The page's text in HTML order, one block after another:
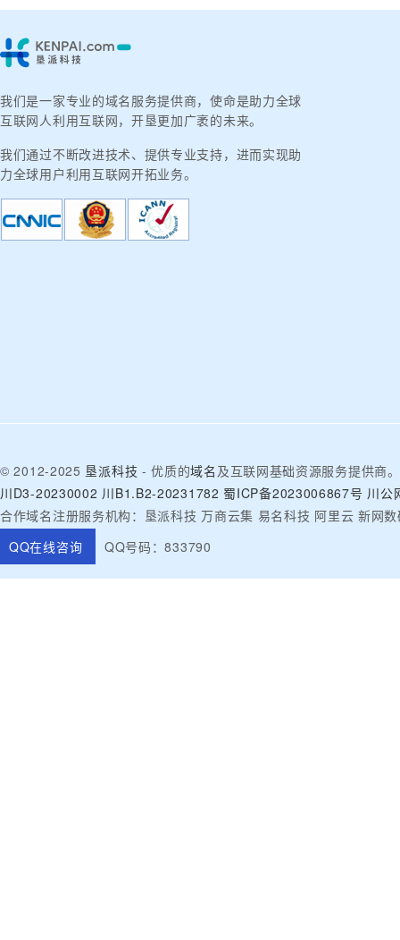
我们是一家专业的域名服务提供商，使命是助力全球
互联网人利用互联网，开垦更加广袤的未来。
我们通过不断改进技术、提供专业支持，进而实现助
力全球用户利用互联网开拓业务。
© 2012-2025 垦派科技 - 优质的域名 及互联网基础资源服务提供商。
川D3-20230002 川B1.B2-20231782 蜀ICP备2023006867号 川公
合作域名注册服务机构：垦派科技 万商云集 易名科技 阿里云 新网
QQ在线咨询
QQ号码：833790